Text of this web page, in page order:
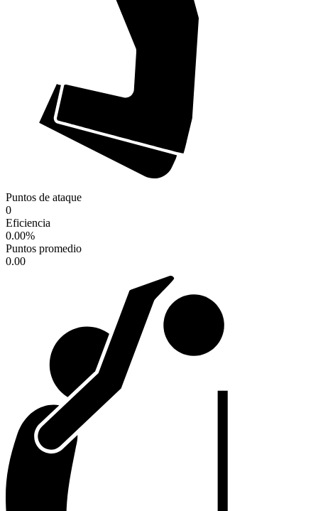
Puntos de ataque
0
Eficiencia
0.00%
Puntos promedio
0.00